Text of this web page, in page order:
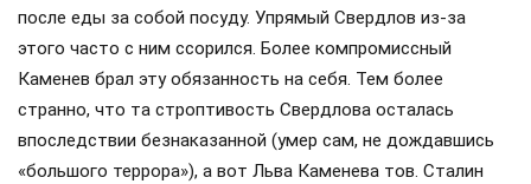
после еды за собой посуду. Упрямый Свердлов из-за
этого часто с ним ссорился. Более компромиссный
Каменев брал эту обязанность на себя. Тем более
странно, что та строптивость Свердлова осталась
впоследствии безнаказанной (умер сам, не дождавшись
«большого террора»), а вот Льва Каменева тов. Сталин